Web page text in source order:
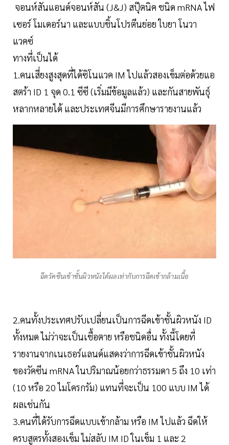
จอนห์สันแอนด์จอนห์สัน (J&J) สปุ๊ตนิค ชนิด mRNA ไฟ
เซอร์ โมเดอร์นา และแบบชิ้นโปรตีนย่อย ใบยา โนวา
แวคซ์
ทางที่เป็นได้
1.คนเสี่ยงสูงสุดที่ได้ซิโนแวค IM ไปแล้วสองเข็มต่อด้วยแอ
สตร้า ID 1 จุด 0.1 ซีซี (เริ่มมีข้อมูลแล้ว) และกันสายพันธุ์
หลากหลายได้ และประเทศจีนมีการศึกษารายงานแล้ว
ฉีดวัคซีนเข้าชั้นผิวหนังได้ผลเท่ากับการฉีดเข้ากล้ามเนื้อ
2.คนทั้งประเทศปรับเปลี่ยนเป็นการฉีดเข้าชั้นผิวหนัง ID
ทั้งหมด ไม่ว่าจะเป็นเชื้อตาย หรือชนิดอื่น ทั้งนี้โดยที่
รายงานจากเนเธอร์แลนด์แสดงว่าการฉีดเข้าชั้นผิวหนัง
ของวัคซีน mRNA ในปริมาณน้อยกว่าธรรมดา 5 ถึง 10 เท่า
(10 หรือ 20 ไมโครกรัม) แทนที่จะเป็น 100 แบบ IM ได้
ผลเช่นกัน
3.คนที่ได้รับการฉีดแบบเข้ากล้าม หรือ IM ไปแล้ว ฉีดให้
ครบสูตรทั้งสองเข็ม ไม่สลับ IM ID ในเข็ม 1 และ 2